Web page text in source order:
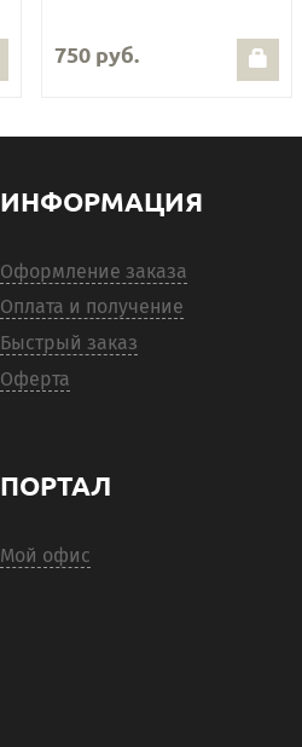
750 руб.
ИНФОРМАЦИЯ
Оформление заказа
Оплата и получение
Быстрый заказ
Оферта
ПОРТАЛ
Мой офис